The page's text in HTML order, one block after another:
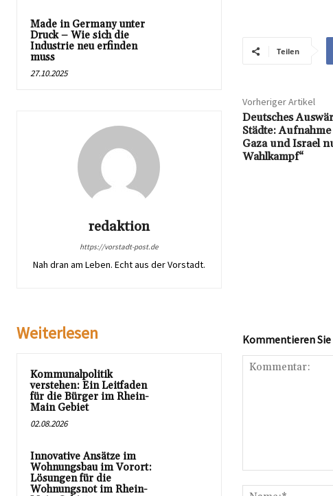
Made in Germany unter
Druck – Wie sich die
Industrie neu erfinden
muss
27.10.2025
redaktion
https://vorstadt-post.de
Nah dran am Leben. Echt aus der Vorstadt.
Teilen
Vorheriger Artikel
Deutsches
Städte:
Gaza und Israel
Wahlkampf“
Weiterlesen
Kommunalpolitik
verstehen: Ein Leitfaden
für die Bürger im Rhein-
Main Gebiet
02.08.2026
Innovative Ansätze im
Wohnungsbau im Vorort:
Lösungen für die
Wohnungsnot im Rhein-
Kommentieren